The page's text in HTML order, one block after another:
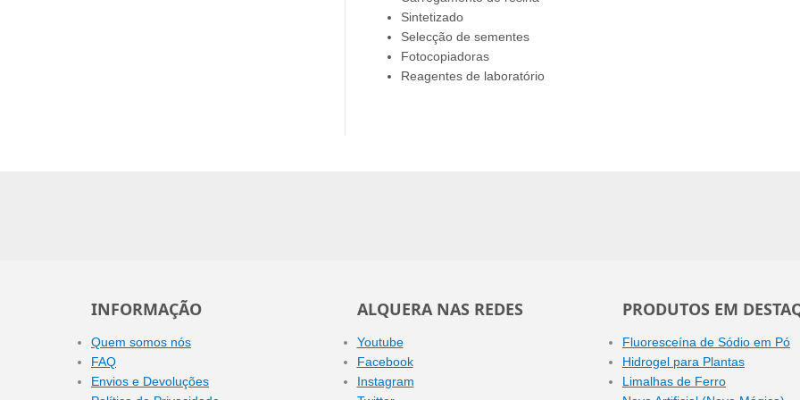
Sintetizado
Selecção de sementes
Fotocopiadoras
Reagentes de laboratório
INFORMAÇÃO
Quem somos nós
FAQ
Envios e Devoluções
ALQUERA NAS REDES
Youtube
Facebook
Instagram
PRODUTOS EM
Fluoresceína de Sódio em Pó
Hidrogel para Plantas
Limalhas de Ferro